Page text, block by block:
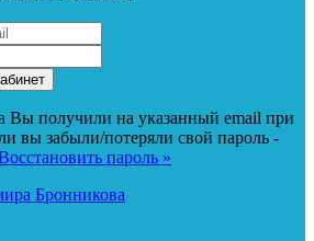
Вы получили на указанный email при
вы забыли/потеряли свой пароль -
пароль »
Бронникова